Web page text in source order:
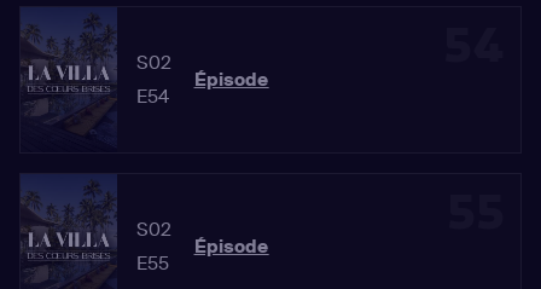
S02
E54
Épisode
S02
E55
Épisode